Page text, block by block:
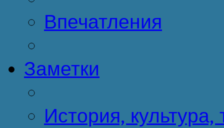
Впечатления
Заметки
История, культура,